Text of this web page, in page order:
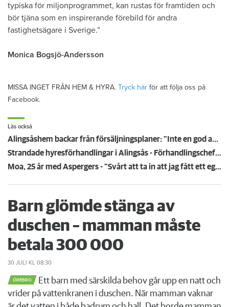
typiska för miljonprogrammet, kan rustas för framtiden och
bör tjäna som en inspirerande förebild för andra
fastighetsägare i Sverige.”
Monica Bogsjö-Andersson
MISSA INGET FRÅN HEM & HYRA. Tryck här för att följa oss på
Facebook.
Läs också
Alingsåshem backar från försäljningsplaner: "Inte en god affär", säger vd:n
Strandade hyresförhandlingar i Alingsås - Förhandlingschefen: "Festen är över"
Moa, 25 år med Aspergers - "Svårt att ta in att jag fått ett eget hem"
Barn glömde stänga av
duschen – mamman måste
betala 300 000
30 JULI KL 08:30
ÖREBRO
Ett barn med särskilda behov går upp en natt och
vrider på vattenkranen i duschen. När mamman vaknar